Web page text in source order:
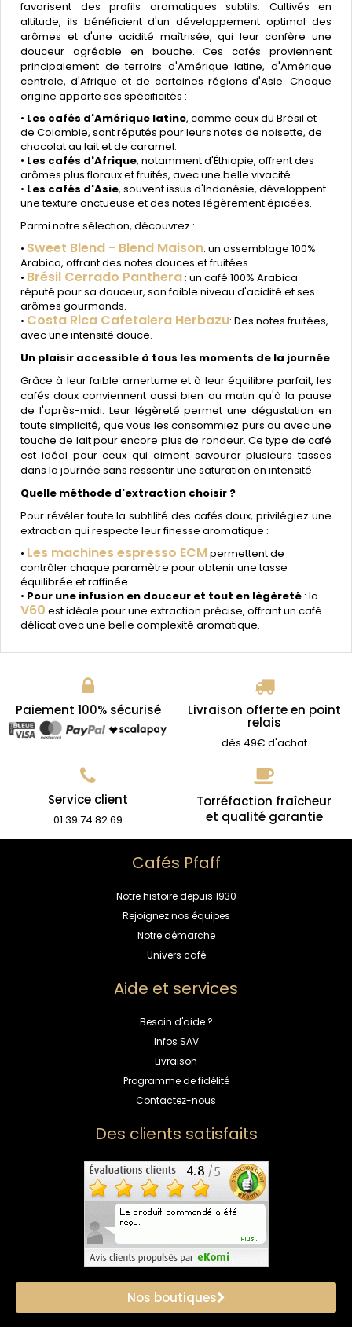
favorisent des profils aromatiques subtils. Cultivés en
altitude, ils bénéficient d'un développement optimal des
arômes et d'une acidité maîtrisée, qui leur confère une
douceur agréable en bouche. Ces cafés proviennent
principalement de terroirs d'Amérique latine, d'Amérique
centrale, d'Afrique et de certaines régions d'Asie. Chaque
origine apporte ses spécificités :
• Les cafés d'Amérique latine, comme ceux du Brésil et
de Colombie, sont réputés pour leurs notes de noisette, de
chocolat au lait et de caramel.
• Les cafés d'Afrique, notamment d'Éthiopie, offrent des
arômes plus floraux et fruités, avec une belle vivacité.
• Les cafés d'Asie, souvent issus d'Indonésie, développent
une texture onctueuse et des notes légèrement épicées.
Parmi notre sélection, découvrez :
• Sweet Blend - Blend Maison: un assemblage 100%
Arabica, offrant des notes douces et fruitées.
• Brésil Cerrado Panthera : un café 100% Arabica
réputé pour sa douceur, son faible niveau d'acidité et ses
arômes gourmands.
• Costa Rica Cafetalera Herbazu: Des notes fruitées,
avec une intensité douce.
Un plaisir accessible à tous les moments de la journée
Grâce à leur faible amertume et à leur équilibre parfait, les
cafés doux conviennent aussi bien au matin qu'à la pause
de l'après-midi. Leur légèreté permet une dégustation en
toute simplicité, que vous les consommiez purs ou avec une
touche de lait pour encore plus de rondeur. Ce type de café
est idéal pour ceux qui aiment savourer plusieurs tasses
dans la journée sans ressentir une saturation en intensité.
Quelle méthode d'extraction choisir ?
Pour révéler toute la subtilité des cafés doux, privilégiez une
extraction qui respecte leur finesse aromatique :
• Les machines espresso ECMpermettent de
contrôler chaque paramètre pour obtenir une tasse
équilibrée et raffinée.
• Pour une infusion en douceur et tout en légèreté : la
V60 est idéale pour une extraction précise, offrant un café
délicat avec une belle complexité aromatique.
Paiement 100% sécurisé Livraison offerte en point
relais
dès 49€ d'achat
Service client
01 39 74 82 69
Torréfaction fraîcheur
et qualité garantie
Cafés Pfaff
Notre histoire depuis 1930
Rejoignez nos équipes
Notre démarche
Univers café
Aide et services
Besoin d'aide ?
Infos SAV
Livraison
Programme de fidélité
Contactez-nous
Des clients satisfaits
Nos boutiques